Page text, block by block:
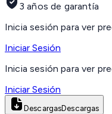
3 años de garantía
Inicia sesión para ver
Iniciar Sesión
Inicia sesión para ver
Iniciar Sesión
DescargasDescargas